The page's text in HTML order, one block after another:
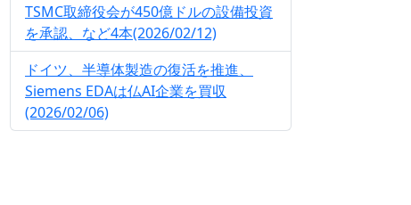
TSMC取締役会が450億ドルの設備投資
を承認、など4本(2026/02/12)
ドイツ、半導体製造の復活を推進、
Siemens EDAは仏AI企業を買収
(2026/02/06)